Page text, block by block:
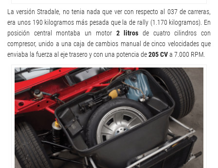
La versión Stradale, no tenia nada que ver con respecto al 037 de carreras,
era unos 190 kilogramos más pesada que la de rally (1.170 kilogramos). En
posición central montaba un motor 2 litros de cuatro cilindros con
compresor, unido a una caja de cambios manual de cinco velocidades que
enviaba la fuerza al eje trasero y con una potencia de205 CVa 7.000 RPM.